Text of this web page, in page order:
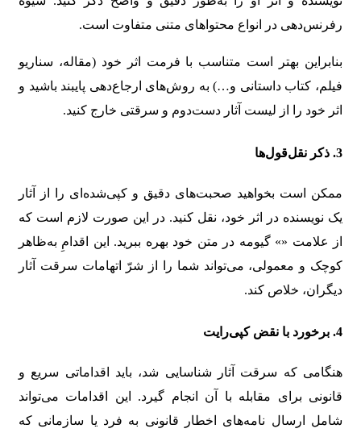
رفرنس‌دهی در انواع محتواهای متنی متفاوت است.
بنابراین بهتر است متناسب با فرمت اثر خود (مقاله، سناریو
فیلم، کتاب داستانی و…) به روش‌های ارجاع‌دهی پایبند باشید و
اثر خود را از لیست آثار دست‌دوم و سرقتی خارج کنید.
3. ذکر نقل‌قول‌ها
ممکن است بخواهید صحبت‌های دقیق و کپی‌شده‌ای را از آثار
یک نویسنده در اثر خود،‌ نقل کنید. در این صورت لازم است که
از علامت «» گیومه در متن خود بهره ببرید. این اقدامِ به‌ظاهر
کوچک و معمولی، می‌تواند شما را از شرّ اتهامات سرقت آثار
دیگران، خلاص کند.
4. برخورد با نقض کپی‌رایت
هنگامی که سرقت آثار شناسایی شد، باید اقداماتی سریع و
قانونی برای مقابله با آن انجام گیرد. این اقدامات می‌تواند
شامل ارسال نامه‌های اخطار قانونی به فرد یا سازمانی که